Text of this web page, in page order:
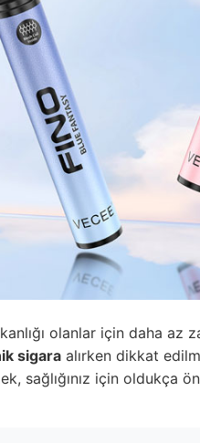
olanlar için daha az
sigara alırken dikkat
sağlığınız için oldukça